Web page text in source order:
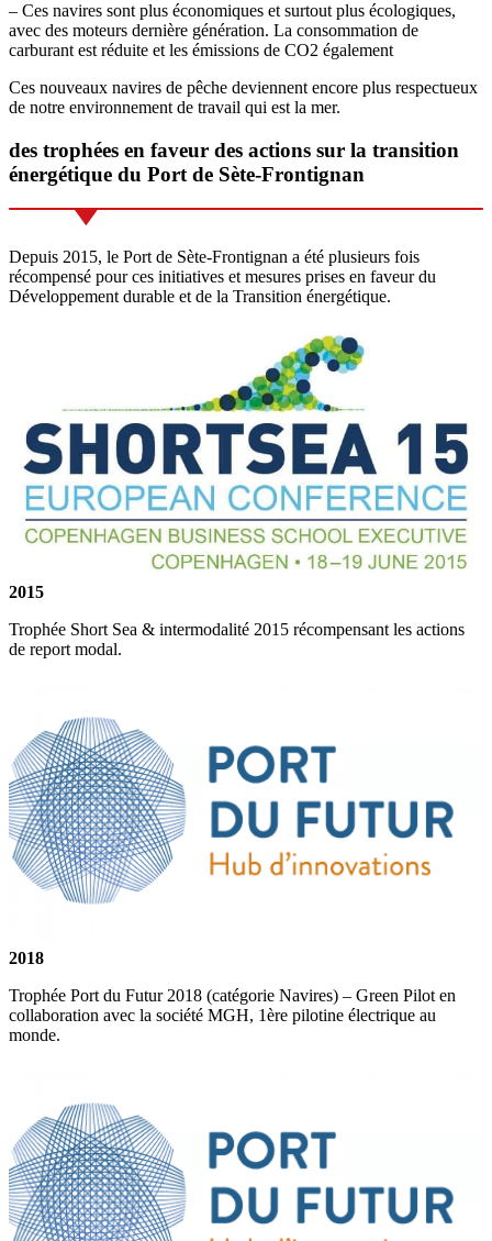
– Ces navires sont plus économiques et surtout plus écologiques,
avec des moteurs dernière génération. La consommation de
carburant est réduite et les émissions de CO2 également
Ces nouveaux navires de pêche deviennent encore plus respectueux
de notre environnement de travail qui est la mer.
des trophées en faveur des actions sur la transition
énergétique du Port de Sète-Frontignan
Depuis 2015, le Port de Sète-Frontignan a été plusieurs fois
récompensé pour ces initiatives et mesures prises en faveur du
Développement durable et de la Transition énergétique.
2015
Trophée Short Sea & intermodalité 2015 récompensant les actions
de report modal.
2018
Trophée Port du Futur 2018 (catégorie Navires) – Green Pilot en
collaboration avec la société MGH, 1ère pilotine électrique au
monde.